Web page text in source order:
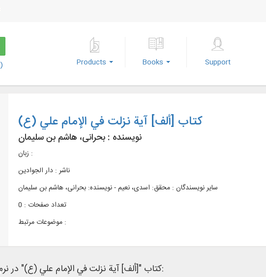
) Products Books Support
کتاب [ألف] آية نزلت في الإمام علي (ع)
نویسنده : بحرانی، هاشم بن سلیمان
زبان :
ناشر : دار الجوادين
سایر نویسندگان : محقق: اسدی، نعیم - نویسنده: بحرانی، هاشم بن سلیمان
تعداد صفحات : 0
موضوعات مرتبط :
کتاب "[ألف] آية نزلت في الإمام علي (ع)" در نرم‌افزار های کتابخانه ای زیر وجود دارد: